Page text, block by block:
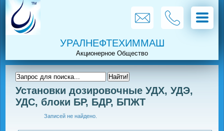
УРАЛНЕФТЕХИММАШ
Установки дозировочные УДХ, УДЭ,
УДС, блоки БР, БДР, БПЖТ
Записей не найдено.